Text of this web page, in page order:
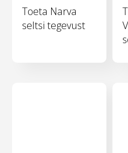
Toeta Narva
seltsi tegevust